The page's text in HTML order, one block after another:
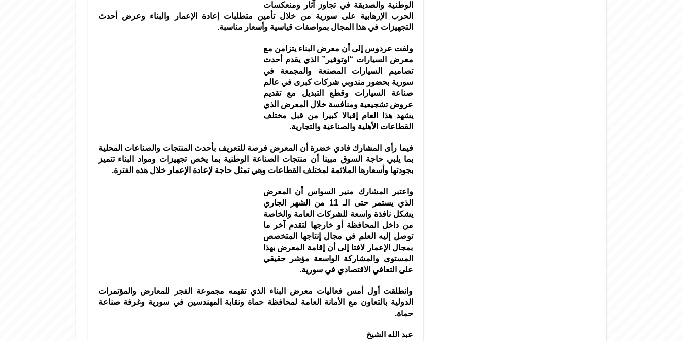
الوطنية والصديقة في تجاوز آثار ومنعكسات
الحرب الإرهابية على سورية من خلال تأمين متطلبات إعادة الإعمار والبناء وعرض أحدث
التجهيزات في هذا المجال بمواصفات قياسية وأسعار مناسبة.
ولفت عردوس إلى أن معرض البناء يتزامن مع
معرض السيارات “اوتوفير” الذي يقدم أحدث
تصاميم السيارات المصنعة والمجمعة في
سورية بحضور مندوبي شركات كبرى في عالم
صناعة السيارات وقطع التبديل مع تقديم
عروض تشجيعية ومنافسة خلال المعرض الذي
يشهد هذا العام إقبالا كبيرا من قبل مختلف
القطاعات الأهلية والصناعية والتجارية.
فيما رأى المشارك فادي خضرة أن المعرض فرصة للتعريف بأحدث المنتجات والصناعات المحلية
بما يلبي حاجة السوق مبينا أن منتجات الصناعة الوطنية بما يخص تجهيزات ومواد البناء تتميز
بجودتها وأسعارها الملائمة لمختلف القطاعات وهي تمثل حاجة لإعادة الإعمار خلال هذه الفترة.
واعتبر المشارك منير السواس أن المعرض
الذي يستمر حتى الـ 11 من الشهر الجاري
يشكل نافذة واسعة للشركات العامة والخاصة
من داخل المحافظة أو خارجها لتقدم آخر ما
توصل إليه العلم في مجال إنتاجها المتخصص
بمجال الإعمار لافتا إلى أن إقامة المعرض بهذا
المستوى والمشاركة الواسعة مؤشر حقيقي
على التعافي الاقتصادي في سورية.
وانطلقت أول أمس فعاليات معرض البناء الذي تقيمه مجموعة الفجر للمعارض والمؤتمرات
الدولية بالتعاون مع الأمانة العامة لمحافظة حماة ونقابة المهندسين في سورية وغرفة صناعة
حماة.
عبد الله الشيخ